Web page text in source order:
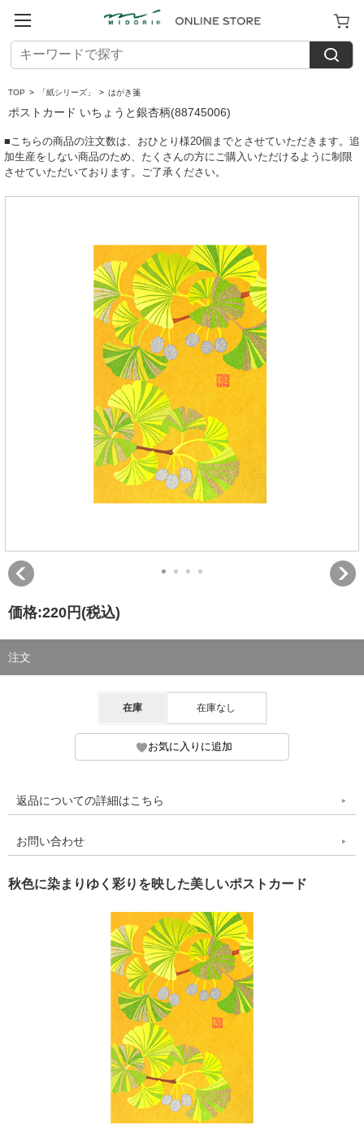
TOP > 「紙シリーズ」 > はがき箋
ポストカード いちょうと銀杏柄(88745006)
■こちらの商品の注文数は、おひとり様20個までとさせていただきます。追
加生産をしない商品のため、たくさんの方にご購入いただけるように制限
させていただいております。ご了承ください。
価格:220円 (税込)
注文
在庫 在庫なし
返品についての詳細はこちら
お問い合わせ
秋色に染まりゆく彩りを映した美しいポストカード